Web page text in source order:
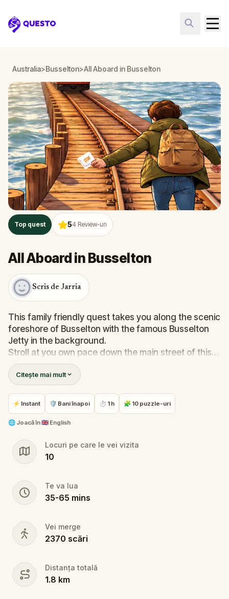
Questo
Australia>Busselton>All Aboard in Busselton
Top quest 54 Review-uri
All Aboard in Busselton
Scris de Jarria
This family friendly quest takes you along the scenic
foreshore of Busselton with the famous Busselton
Jetty in the background.
Stroll at you own pace down the main street of this
scenic town while solving puzzles from real world
locations and clues.
This quest will get you and and about, taking in the
beautiful location of Busselton while having some
fun challenges along the way.
Citește mai mult
⚡ Instant 🛡 Bani înapoi ⏱ 1 h 🧩 10 puzzle-uri
🌐 Joacă în🇬🇧 English
Locuri pe care le vei vizita
10
Te va lua
35-65 mins
Vei merge
2370 scări
Distanța totală
1.8 km